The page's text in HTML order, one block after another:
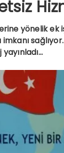
yönelik ek